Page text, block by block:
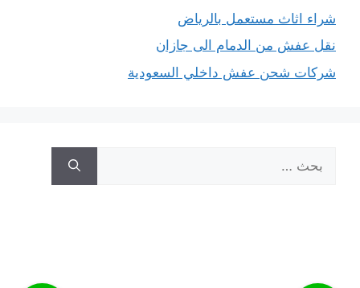
شراء اثاث مستعمل بالرياض
نقل عفش من الدمام الى جازان
شركات شحن عفش داخلي السعودية
عن: